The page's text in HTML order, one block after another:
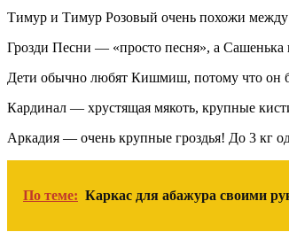
Тимур и Тимур Розовый очень похожи между
Грозди Песни — «просто песня», а Сашенька
Дети обычно любят Кишмиш, потому что он
Кардинал — хрустящая мякоть, крупные
Аркадия — очень крупные гроздья! До 3 кг
По теме: Каркас для абажура своими